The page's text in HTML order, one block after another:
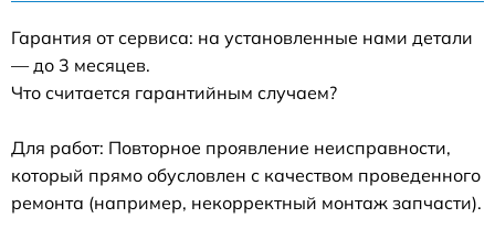
Гарантия от сервиса: на установленные нами детали
— до 3 месяцев.
Что считается гарантийным случаем?
Для работ: Повторное проявление неисправности,
который прямо обусловлен с качеством проведенного
ремонта (например, некорректный монтаж запчасти).